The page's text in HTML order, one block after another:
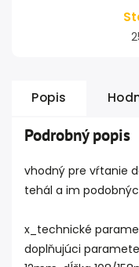
Popis
Podrobný popis
vhodný pre vŕtanie
tehál a im
x_technické
doplňujúci